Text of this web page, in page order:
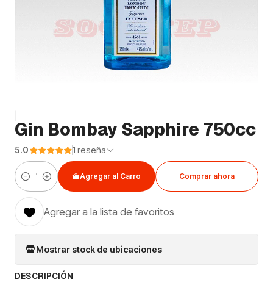
Gin Bombay Sapphire 750cc
5.0 1 reseña
Cantidad
Agregar al Carro Comprar ahora
Agregar a la lista de favoritos
Mostrar stock de ubicaciones
DESCRIPCIÓN